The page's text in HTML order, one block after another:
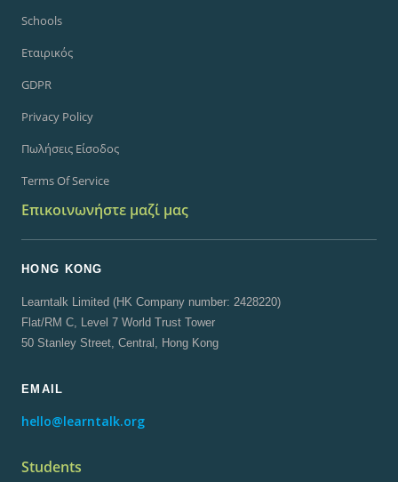
Schools
Εταιρικός
GDPR
Privacy Policy
Πωλήσεις Είσοδος
Terms Of Service
Επικοινωνήστε μαζί μας
HONG KONG
Learntalk Limited (HK Company number: 2428220)
Flat/RM C, Level 7 World Trust Tower
50 Stanley Street, Central, Hong Kong
EMAIL
hello@learntalk.org
Students